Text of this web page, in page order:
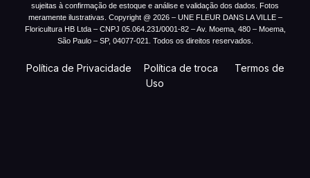
sujeitas à confirmação de estoque e análise e validação dos dados. Fotos
meramente ilustrativas. Copyright @ 2026 – UNE FLEUR DANS LA VILLE –
Floricultura HB Ltda – CNPJ 05.064.231/0001-82 – Av. Moema, 480 – Moema,
São Paulo – SP, 04077-021. Todos os direitos reservados.
Política de Privacidade Política de troca
Termos de
Uso